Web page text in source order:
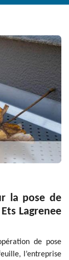
la pose de
Lagrenee
de pose
l’entreprise